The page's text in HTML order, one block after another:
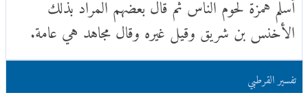
الأخنس بن شريق وقيل غيره وقال مجاهد هي عامة.
تفسير القرطبي